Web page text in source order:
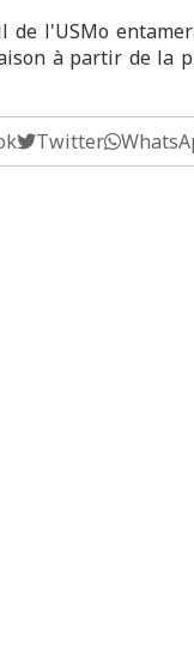
de l'USMo
à partir de la
Twitter